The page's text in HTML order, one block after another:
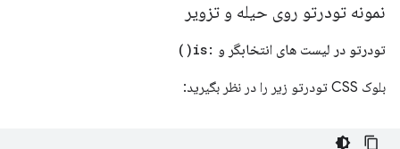
نمونه تودرتو روی حیله و تزویر
تودرتو در لیست های انتخابگر و :
is(
)
بلوک CSS تودرتو زیر را در نظر بگیرید: